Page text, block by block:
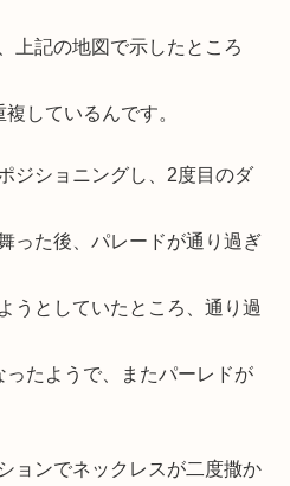
上記の地図で示したところ
しているんです。
ジショニングし、2度目のダ
った後、パレードが通り過ぎ
うとしていたところ、通り過
たようで、またパーレドが
ョンでネックレスが二度撒か